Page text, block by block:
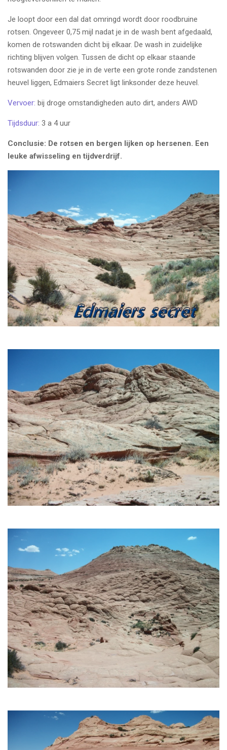
Je loopt door een dal dat omringd wordt door roodbruine
rotsen. Ongeveer 0,75 mijl nadat je in de wash bent afgedaald,
komen de rotswanden dicht bij elkaar. De wash in zuidelijke
richting blijven volgen. Tussen de dicht op elkaar staande
rotswanden door zie je in de verte een grote ronde zandstenen
heuvel liggen, Edmaiers Secret ligt linksonder deze heuvel.
Vervoer: bij droge omstandigheden auto dirt, anders AWD
Tijdsduur: 3 a 4 uur
Conclusie: De rotsen en bergen lijken op hersenen. Een
leuke afwisseling en tijdverdrijf.